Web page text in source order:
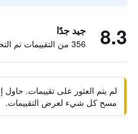
8.3 جيد جدًا
356 من التقييمات تم التحقق منها
لم يتم العثور على تقييمات. حاول
مسح كل شيء لعرض التقييمات.